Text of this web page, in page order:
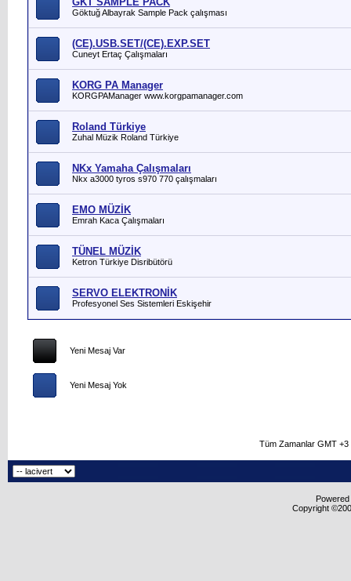
Göktuğ Albayrak Sample Pack çalışması
(CE).USB.SET/(CE).EXP.SET
Cuneyt Ertaç Çalışmaları
KORG PA Manager
KORGPAManager www.korgpamanager.com
Roland Türkiye
Zuhal Müzik Roland Türkiye
NKx Yamaha Çalışmaları
Nkx a3000 tyros s970 770 çalışmaları
EMO MÜZİK
Emrah Kaca Çalışmaları
TÜNEL MÜZİK
Ketron Türkiye Disribütörü
SERVO ELEKTRONİK
Profesyonel Ses Sistemleri Eskişehir
Yeni Mesaj Var
Yeni Mesaj Yok
Tüm Zamanlar GMT
Copyright